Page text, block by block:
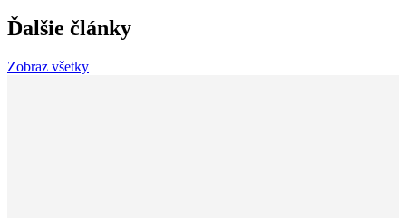
Ďalšie články
Zobraz všetky